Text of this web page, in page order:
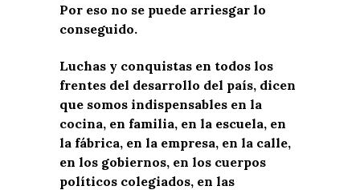
Por eso no se puede arriesgar lo
conseguido.
Luchas y conquistas en todos los
frentes del desarrollo del país, dicen
que somos indispensables en la
cocina, en familia, en la escuela, en
la fábrica, en la empresa, en la calle,
en los gobiernos, en los cuerpos
políticos colegiados, en las